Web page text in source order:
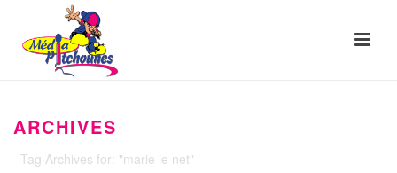
ARCHIVES
Tag Archives for: "marie le net"